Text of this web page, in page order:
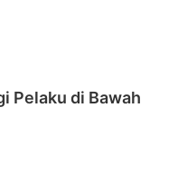
Pelaku di Bawah